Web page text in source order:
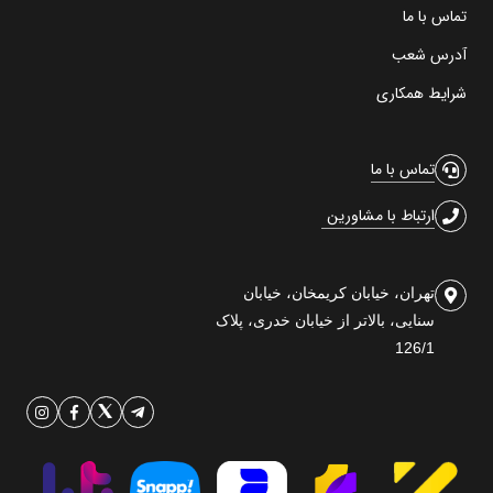
تماس با ما
آدرس شعب
شرایط همکاری
تماس با ما
ارتباط با مشاورین
تهران، خیابان کریمخان، خیابان
سنایی، بالاتر از خیابان خدری، پلاک
126/1